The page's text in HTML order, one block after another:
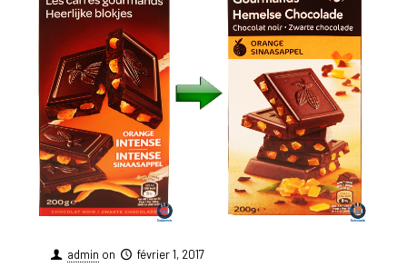
admin on février 1, 2017